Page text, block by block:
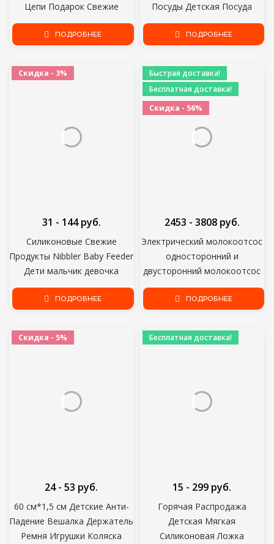
Цепи Подарок Свежие
Продукты Клеватель Дети
Фрукты Фидер Соски
Ребенок Соска Соска
ПОДРОБНЕЕ
Посуды Детская Посуда
Детский Ужин Платон
Детское Питание Тарелка
Вилка
ПОДРОБНЕЕ
Скидка - 3%
Силиконовые Свежие
Продукты Nibbler Baby Feeder
Дети мальчик девочка
Фрукты Соски Кормление
Безопасный Младенец
Соска пустышка Бутылки
31 - 144 руб.
ПОДРОБНЕЕ
Быстрая доставка!
Бесплатная доставка!
Скидка - 56%
Электрический молокоотсос
односторонний и
двусторонний молокоотсос
ручной силиконовый
молокоотсос аксессуары для
ребенка
2453 - 3808 руб.
ПОДРОБНЕЕ
Скидка - 5%
60 см*1,5 см Детские Анти-
Падение Вешалка Держатель
Ремня Игрушки Коляска
24 - 53 руб.
Бесплатная доставка!
Горячая Распродажа
Детская Мягкая
Силиконовая Ложка
15 - 299 руб.